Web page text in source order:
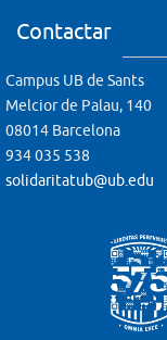
Contactar
Campus UB de Sants
Melcior de Palau, 140
08014 Barcelona
934 035 538
solidaritatub@ub.edu